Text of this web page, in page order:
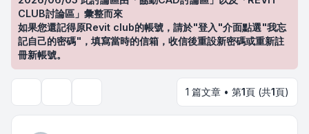
CLUB討論區」彙整而來
如果您還記得原Revit club的帳號，請於"登入"介面點選"我忘
記自己的密碼"，填寫當時的信箱，收信後重設新密碼或重新註
冊新帳號。
1 篇文章 • 第1頁 (共1頁)